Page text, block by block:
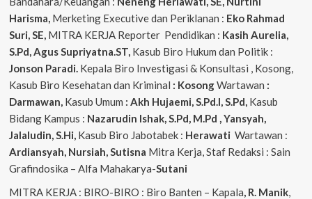
Harisma, Merketing Executive dan Periklanan : Eko Rahmad
Suri, SE, MITRA KERJA Reporter Pendidikan : Kasih Aurelia,
S.Pd, AgusSupriyatna.ST, Kasub Biro Hukum dan Politik :
Jonson Paradi. Kepala Biro Investigasi & Konsultasi , Kosong,
Kasub Biro Kesehatan dan Kriminal : KosongWartawan :
Darmawan, Kasub Umum : Akh Hujaemi, S.Pd.I, S.Pd, Kasub
Bidang Kampus : Nazarudin Ishak, S.Pd, M.Pd , Yansyah,
Jalaludin, S.Hi, Kasub Biro Jabotabek : Herawati Wartawan :
Ardiansyah, Nursiah, Sutisna Mitra Kerja, Staf Redaksi : Sain
Grafindosika – Alfa Mahakarya-Sutani
MITRA KERJA : BIRO-BIRO : Biro Banten – Kapala, R. Manik,